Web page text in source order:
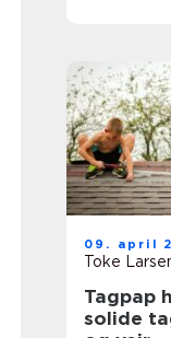
09. april
Toke
Tagpap
solide